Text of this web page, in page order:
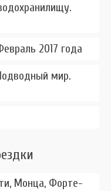
2017 года
мир.
Монца, Форте-